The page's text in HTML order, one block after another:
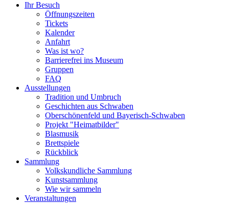
Ihr Besuch
Öffnungszeiten
Tickets
Kalender
Anfahrt
Was ist wo?
Barrierefrei ins Museum
Gruppen
FAQ
Ausstellungen
Tradition und Umbruch
Geschichten aus Schwaben
Oberschönenfeld und Bayerisch-Schwaben
Projekt "Heimatbilder"
Blasmusik
Brettspiele
Rückblick
Sammlung
Volkskundliche Sammlung
Kunstsammlung
Wie wir sammeln
Veranstaltungen